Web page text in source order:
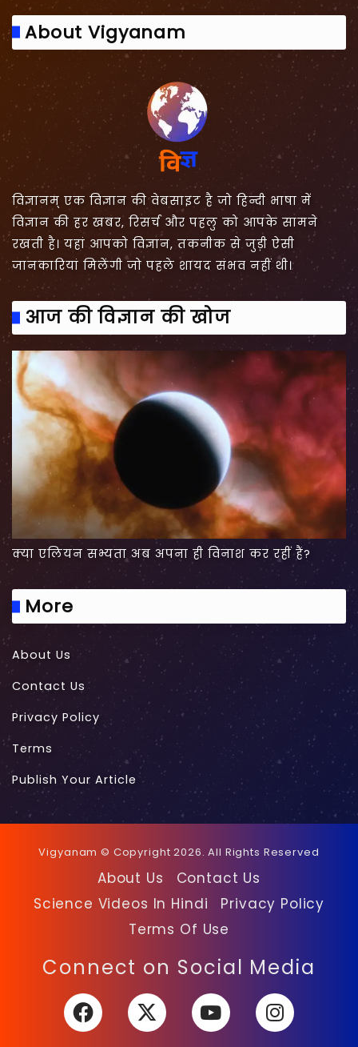
About Vigyanam
विज्ञानम् एक विज्ञान की वेबसाइट है जो हिन्दी भाषा में
विज्ञान की हर खबर, रिसर्च और पहलु को आपके सामने
रखती है। यहां आपको विज्ञान, तकनीक से जुड़ी ऐसी
जानकारियां मिलेंगी जो पहले शायद संभव नहीं थी।
आज की विज्ञान की खोज
क्या एलियन सभ्यता अब अपना ही विनाश कर रहीं हैं?
More
About Us
Contact Us
Privacy Policy
Terms
Publish Your Article
Vigyanam © Copyright 2026. All Rights Reserved
About Us
Contact Us
Science Videos In Hindi
Privacy Policy
Terms Of Use
FacebookX YouTube